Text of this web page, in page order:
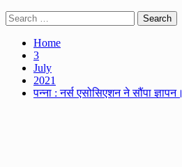
Search
for:
Home
3
July
2021
पन्ना : नर्स एसोसिएशन ने सौंपा ज्ञापन।